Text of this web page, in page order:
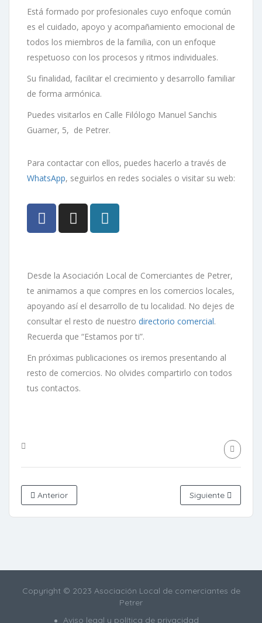
Está formado por profesionales cuyo enfoque común
es el cuidado, apoyo y acompañamiento emocional de
todos los miembros de la familia, con un enfoque
respetuoso con los procesos y ritmos individuales.
Su finalidad, facilitar el crecimiento y desarrollo familiar
de forma armónica.
Puedes visitarlos en Calle Filólogo Manuel Sanchis
Guarner, 5, de Petrer.
Para contactar con ellos, puedes hacerlo a través de
WhatsApp, seguirlos en redes sociales o visitar su web:
Desde la Asociación Local de Comerciantes de Petrer,
te animamos a que compres en los comercios locales,
apoyando así el desarrollo de tu localidad. No dejes de
consultar el resto de nuestro directorio comercial.
Recuerda que “Estamos por ti”.
En próximas publicaciones os iremos presentando al
resto de comercios. No olvides compartirlo con todos
tus contactos.
Anterior Siguiente
Copyright © 2023 Asociación Local de comerciantes de
Petrer
Aviso legal y política de privacidad